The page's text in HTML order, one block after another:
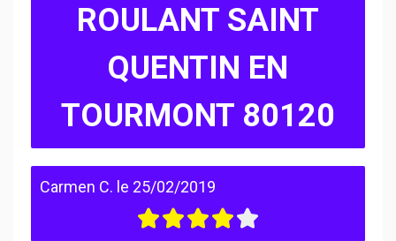
ROULANT SAINT
QUENTIN EN
TOURMONT 80120
Carmen C. le 25/02/2019